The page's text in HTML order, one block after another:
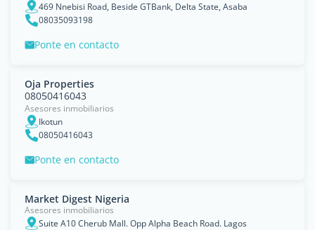
469 Nnebisi Road, Beside GTBank, Delta State, Asaba
08035093198
Ponte en contacto
Oja Properties
08050416043
Asesores inmobiliarios
Ikotun
08050416043
Ponte en contacto
Market Digest Nigeria
Asesores inmobiliarios
Suite A10 Cherub Mall. Opp Alpha Beach Road. Lagos